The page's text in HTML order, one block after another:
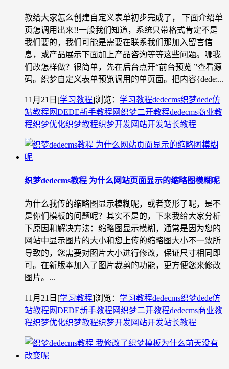
教给大家怎么创建自定义表单初步完成了， 下面介绍单
页怎调用出来!!一般我们知道，系统只带格式肯定不是
我们要的，我们可能是需要在联系我们那加入留言信
息，或产品展示下面加上产品咨询等等这些问题。哪我
们改怎样做？很简单，先在后台点开“前台预览 ”查看源
码。织梦自定义表单预览调用的单页面。把内容{dede:...
11月21日 [学习教程]浏览： 学习教程dedecms织梦dede仿
站教程网DEDE新手教程网织梦二开教程dedecms商业教
程织梦优化织梦教程织梦开发 网站开发站长教程
织梦dedecms教程 为什么网站页面显示的缩略图模糊呢
为什么我传的缩略图显示模糊呢，或者变形了呢，是不
是你们模板的问题呢？其实不是的，下来我给大家分析
下原因和解决方法：缩略图显示模糊，通常是因为您的
网站中显示图片的大小和您上传的缩略图大小不一致所
导致的，您需要对图片大小进行修改，保证尺寸相同即
可。在新版本加入了图片裁剪的功能，更方便您来修改
图片。...
11月21日 [学习教程]浏览： 学习教程dedecms织梦dede仿
站教程网DEDE新手教程网织梦二开教程dedecms商业教
程织梦优化织梦教程织梦开发 网站开发站长教程